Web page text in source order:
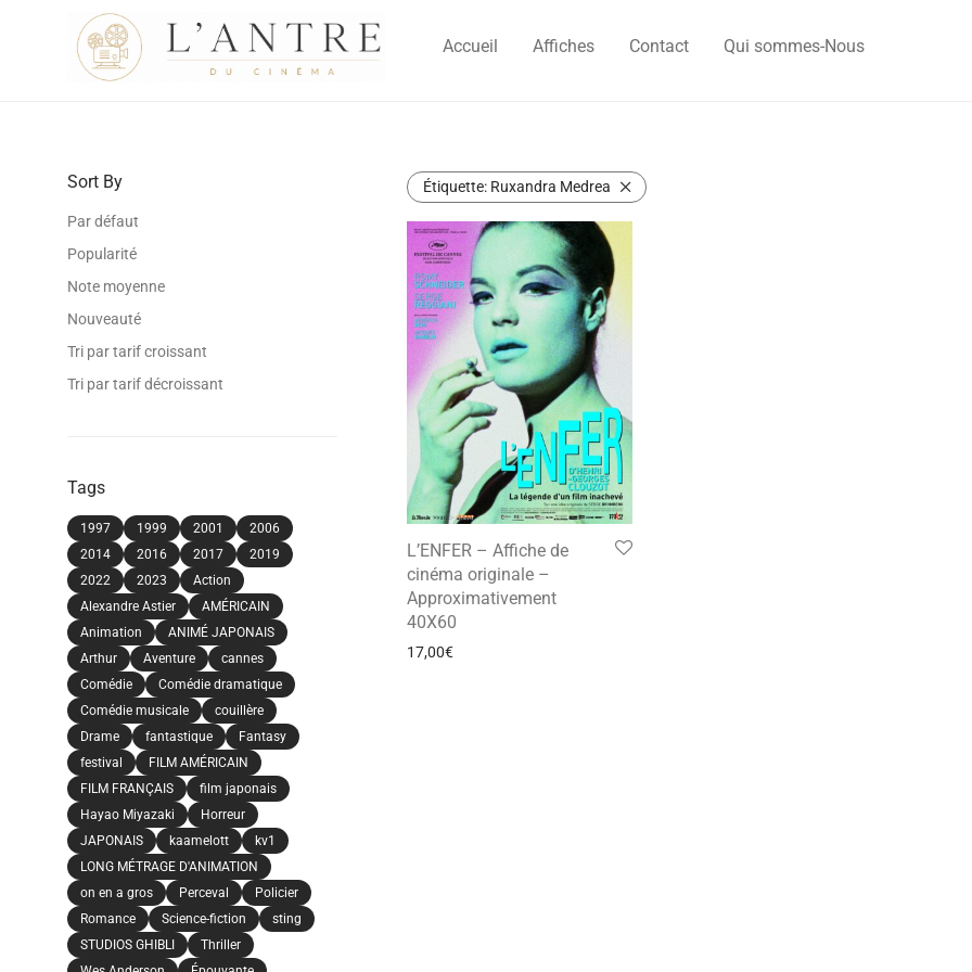
Accueil Affiches Contact Qui sommes-Nous
Sort By
Par défaut
Popularité
Note moyenne
Nouveauté
Tri par tarif croissant
Tri par tarif décroissant
Tags
1997 1999 2001
2006
2014
2016 2017
2019
2022
2023
Action
Alexandre Astier
AMÉRICAIN
Animation
ANIMÉ JAPONAIS
Arthur
Aventure
cannes
Comédie
Comédie dramatique
Comédie musicale
couillère
Drame
fantastique
Fantasy
festival
FILM AMÉRICAIN
FILM FRANÇAIS
film japonais
Hayao Miyazaki
Horreur
JAPONAIS
kaamelott
kv1
LONG MÉTRAGE D'ANIMATION
on en a gros
Perceval
Policier
Romance
Science-fiction
sting
STUDIOS GHIBLI
Thriller
Étiquette: Ruxandra Medrea
L’ENFER – Affiche de
cinéma originale –
Approximativement
40X60
17,00€